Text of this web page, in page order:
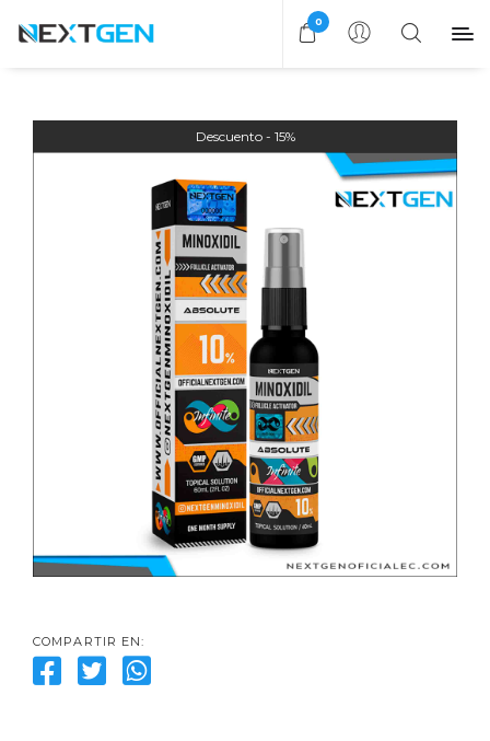
0
15%
COMPARTIR EN: